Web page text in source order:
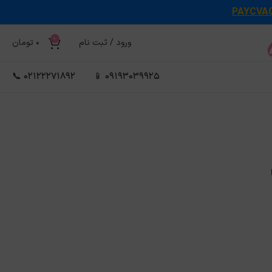
ورود / ثبت نام 0
0 تومان
09193039925 📱
02122271892 📞